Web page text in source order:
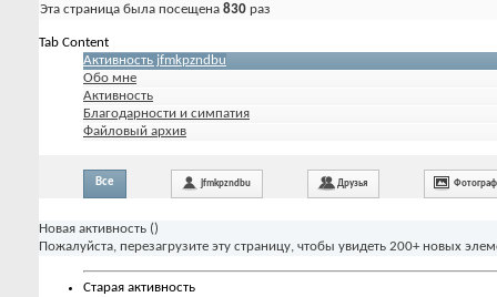
Эта страница была посещена 830 раз
Tab Content
Активность jfmkpzndbu
Обо мне
Активность
Благодарности и симпатия
Файловый архив
Все jfmkpzndbu Друзья
Новая активность ()
Пожалуйста, перезагрузите эту страницу, чтобы увидеть 200+ новых
Старая активность